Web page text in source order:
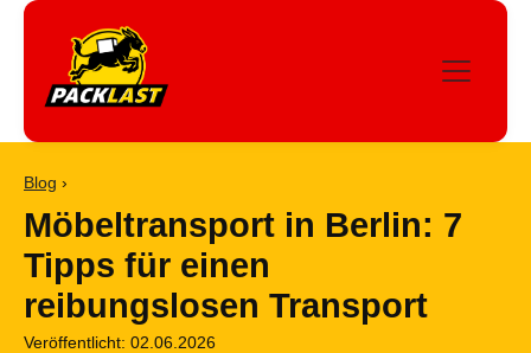
Blog ›
Möbeltransport in Berlin: 7
Tipps für einen
reibungslosen Transport
Veröffentlicht: 02.06.2026